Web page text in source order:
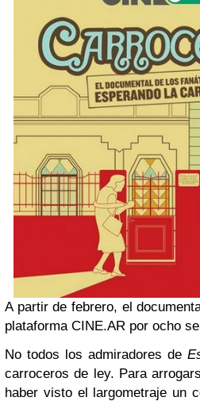
A partir de febrero, el
plataforma CINE.AR por ocho
No todos los admiradores de
carroceros de ley. Para
haber visto el largometraje un